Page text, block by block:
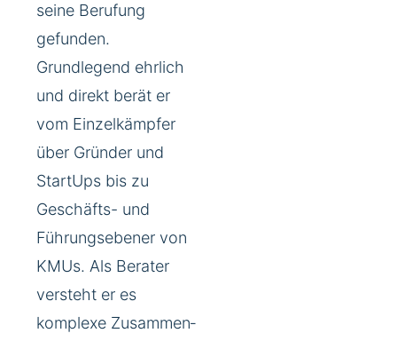
seine Berufung
gefunden.
Grundlegend ehrlich
und direkt berät er
vom Einzelkämpfer
über Gründer und
StartUps bis zu
Geschäfts- und
Führungsebener von
KMUs. Als Berater
versteht er es
komplexe Zusammen­